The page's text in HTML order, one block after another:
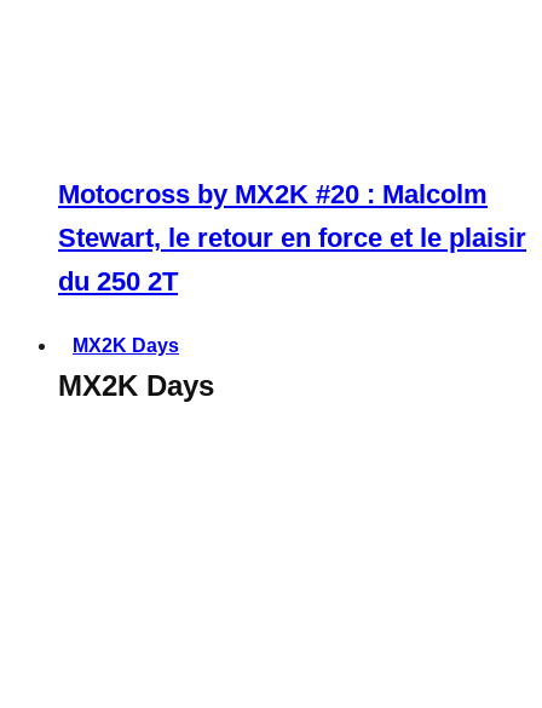
Motocross by MX2K #20 : Malcolm
Stewart, le retour en force et le plaisir
du 250 2T
MX2K Days
MX2K Days